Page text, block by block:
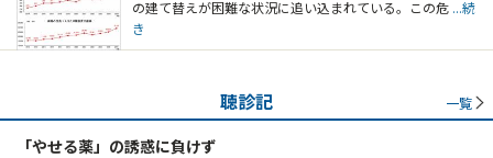
の建て替えが困難な状況に追い込まれている。この危 ...続
き
聴診記 一覧
「やせる薬」の誘惑に負けず